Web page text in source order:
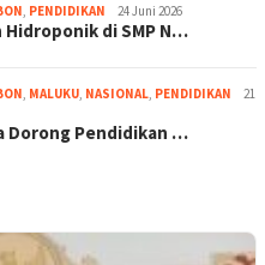
, PENDIDIKAN 24 Juni 2026
Hidroponik di SMP N…
, MALUKU, NASIONAL, PENDIDIKAN
21
Dorong Pendidikan …